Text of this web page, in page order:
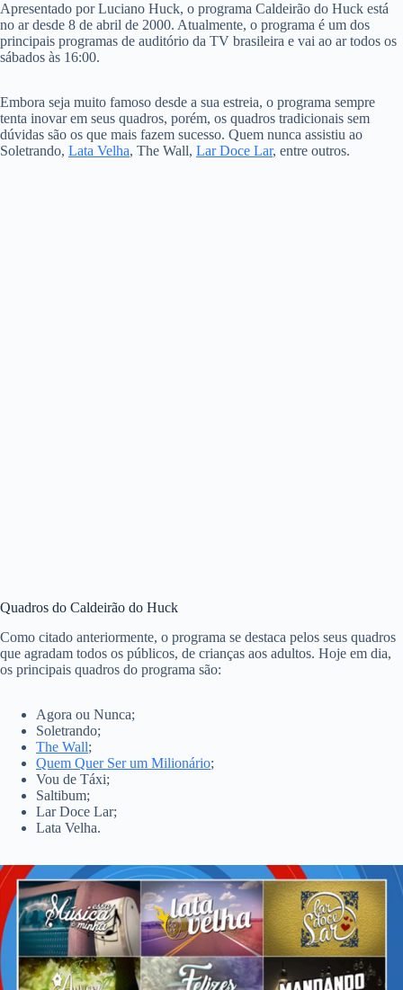
Apresentado por Luciano Huck, o programa Caldeirão do Huck está
no ar desde 8 de abril de 2000. Atualmente, o programa é um dos
principais programas de auditório da TV brasileira e vai ao ar todos os
sábados às 16:00.
Embora seja muito famoso desde a sua estreia, o programa sempre
tenta inovar em seus quadros, porém, os quadros tradicionais sem
dúvidas são os que mais fazem sucesso. Quem nunca assistiu ao
Soletrando, Lata Velha, The Wall, Lar Doce Lar, entre outros.
Quadros do Caldeirão do Huck
Como citado anteriormente, o programa se destaca pelos seus quadros
que agradam todos os públicos, de crianças aos adultos. Hoje em dia,
os principais quadros do programa são:
Agora ou Nunca;
Soletrando;
The Wall;
Quem Quer Ser um Milionário;
Vou de Táxi;
Saltibum;
Lar Doce Lar;
Lata Velha.